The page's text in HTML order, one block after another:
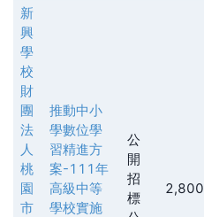
新
興
學
校
財
團
法
人
桃
園
市
推動中小
學數位學
習精進方
案-111年
高級中等
學校實施
公
開
招
標